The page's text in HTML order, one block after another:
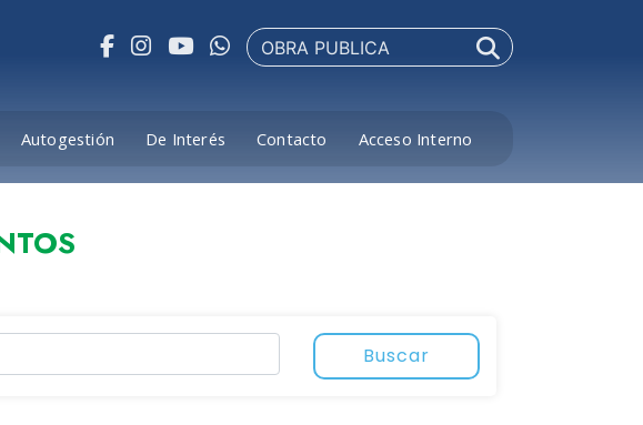
Autogestión De Interés Contacto Acceso Interno
Buscar